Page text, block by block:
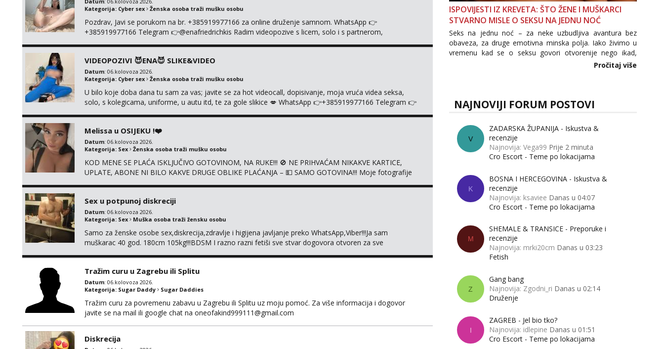
Kategorija: Cyber sex Ženska osoba traži mušku osobu
Pozdrav, Javi se porukom na br. +385919977166 za online druženje samnom. WhatsApp 👉
+385919977166 Telegram 👉@enafriedrichkis Radim videopozive s licem, solo i s partnerom,
NIŠTA UŽI...
VIDEOPOZIVI 😈ENA😈 SLIKE&VIDEO
Datum: 06.kolovoza 2026.
Kategorija: Cyber sex Ženska osoba traži mušku osobu
U bilo koje doba dana tu sam za vas; javite se za hot videocall, dopisivanje, moja vruća videa seksa,
solo, s kolegicama, uniforme, u autu itd, te za gole slikice 💋 WhatsApp 👉+385919977166 Telegram 👉
Melissa u OSIJEKU !❤️
Datum: 06.kolovoza 2026.
Kategorija: Sex Ženska osoba traži mušku osobu
KOD MENE SE PLAĆA ISKLJUČIVO GOTOVINOM, NA RUKE!!! 🚫 NE PRIHVAĆAM NIKAKVE KARTICE,
UPLATE, ABONE NI BILO KAKVE DRUGE OBLIKE PLAĆANJA – 💵 SAMO GOTOVINA!!! Moje fotografije
Sex u potpunoj diskreciji
Datum: 06.kolovoza 2026.
Kategorija: Sex Muška osoba traži žensku osobu
Samo za ženske osobe sex,diskrecija,zdravlje i higijena javljanje preko WhatsApp,Viber!!!Ja sam
muškarac 40 god. 180cm 105kg!!!BDSM I razno razni fetiši sve stvar dogovora otvoren za sve
Tražim curu u Zagrebu ili Splitu
Datum: 06.kolovoza 2026.
Kategorija: Sugar Daddy Sugar Daddies
Tražim curu za povremenu zabavu u Zagrebu ili Splitu uz moju pomoć. Za više informacija i dogovor
javite se na mail ili google chat na oneofakind999111@gmail.com
Diskrecija
ISPOVIJESTI IZ KREVETA: ŠTO ŽENE I MUŠKARCI
STVARNO MISLE O SEKSU NA JEDNU NOĆ
Seks na jednu noć – za neke uzbudljiva avantura bez
obaveza, za druge emotivna minska polja. Iako živimo u
vremenu kad se o seksu govori otvorenije nego ikad,
tema „jedne noći strasti“ i dalje izaziva burne rasprave. Što
Pročitaj više
NAJNOVIJI FORUM POSTOVI
V
ZADARSKA ŽUPANIJA - Iskustva &
recenzije
Najnovija: Vega99 Prije 2 minuta
Cro Escort - Teme po lokacijama
K
BOSNA I HERCEGOVINA - Iskustva &
recenzije
Najnovija: ksaviee Danas u 04:07
Cro Escort - Teme po lokacijama
M
SHEMALE & TRANSICE - Preporuke i
recenzije
Najnovija: mrki20cm Danas u 03:23
Fetish
Z
Gang bang
Najnovija: Zgodni_ri Danas u 02:14
Druženje
I
ZAGREB - Jel bio tko?
Najnovija: idlepine Danas u 01:51
Cro Escort - Teme po lokacijama